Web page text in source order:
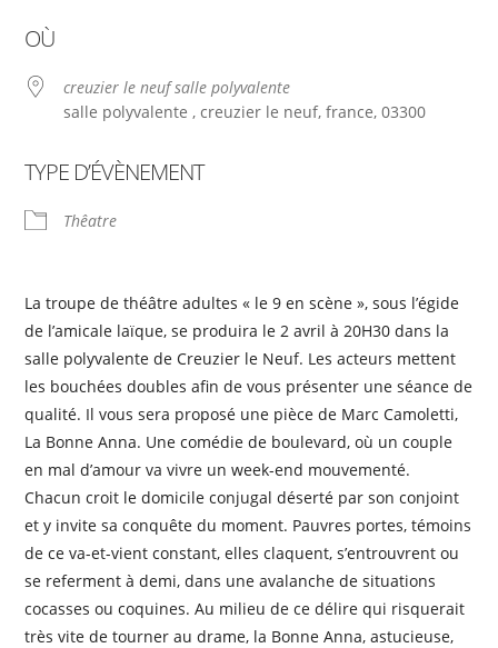
OÙ
creuzier le neuf salle polyvalente
salle polyvalente , creuzier le neuf, france, 03300
TYPE D’ÉVÈNEMENT
Thêatre
La troupe de théâtre adultes « le 9 en scène », sous l’égide
de l’amicale laïque, se produira le 2 avril à 20H30 dans la
salle polyvalente de Creuzier le Neuf. Les acteurs mettent
les bouchées doubles afin de vous présenter une séance de
qualité. Il vous sera proposé une pièce de Marc Camoletti,
La Bonne Anna. Une comédie de boulevard, où un couple
en mal d’amour va vivre un week-end mouvementé.
Chacun croit le domicile conjugal déserté par son conjoint
et y invite sa conquête du moment. Pauvres portes, témoins
de ce va-et-vient constant, elles claquent, s’entrouvrent ou
se referment à demi, dans une avalanche de situations
cocasses ou coquines. Au milieu de ce délire qui risquerait
très vite de tourner au drame, la Bonne Anna, astucieuse,